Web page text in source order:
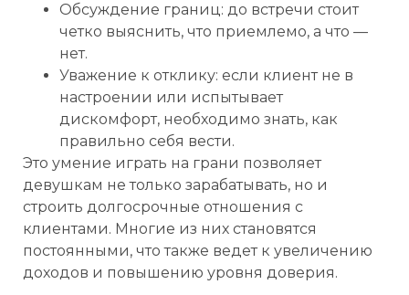
Обсуждение границ: до встречи стоит
четко выяснить, что приемлемо, а что —
нет.
Уважение к отклику: если клиент не в
настроении или испытывает
дискомфорт, необходимо знать, как
правильно себя вести.
Это умение играть на грани позволяет
девушкам не только зарабатывать, но и
строить долгосрочные отношения с
клиентами. Многие из них становятся
постоянными, что также ведет к увеличению
доходов и повышению уровня доверия.